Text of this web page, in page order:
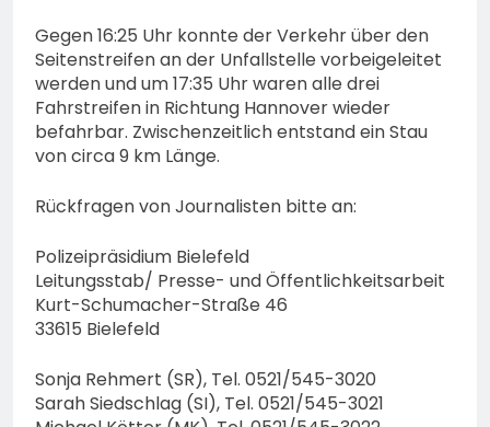
Gegen 16:25 Uhr konnte der Verkehr über den
Seitenstreifen an der Unfallstelle vorbeigeleitet
werden und um 17:35 Uhr waren alle drei
Fahrstreifen in Richtung Hannover wieder
befahrbar. Zwischenzeitlich entstand ein Stau
von circa 9 km Länge.
Rückfragen von Journalisten bitte an:
Polizeipräsidium Bielefeld
Leitungsstab/ Presse- und Öffentlichkeitsarbeit
Kurt-Schumacher-Straße 46
33615 Bielefeld
Sonja Rehmert (SR), Tel. 0521/545-3020
Sarah Siedschlag (SI), Tel. 0521/545-3021